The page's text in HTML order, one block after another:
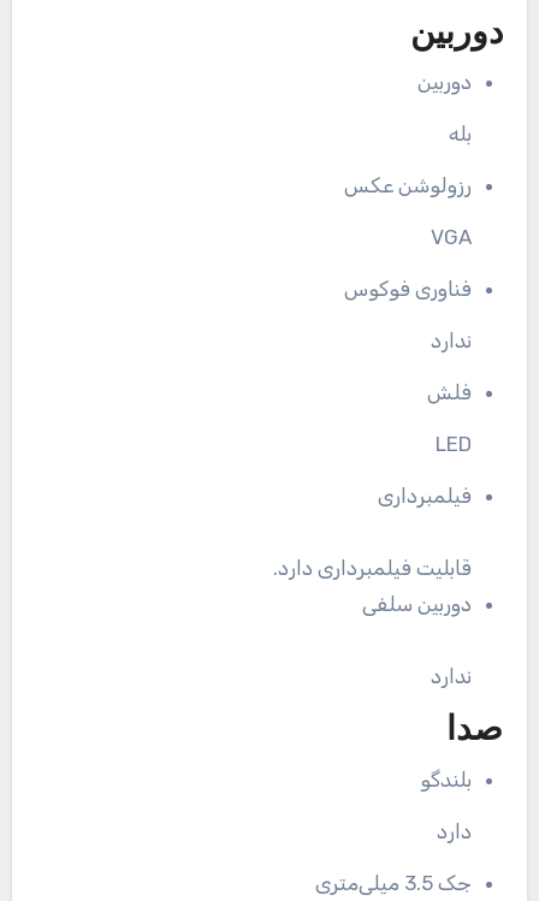
دوربین
دوربین
بله
رزولوشن عکس
VGA
فناوری فوکوس
ندارد
فلش
LED
فیلمبرداری
قابلیت فیلمبرداری دارد.
دوربین سلفی
ندارد
صدا
بلندگو
دارد
جک 3.5 میلی‌متری